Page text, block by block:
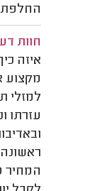
החלפת
חוות
איזה
מקצוע
למזלי
עזרתו
המחיר